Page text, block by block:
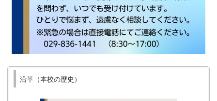
沿革（本校の歴史）